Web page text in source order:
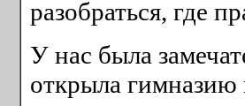
разобраться, где
У нас была
открыла гимназию